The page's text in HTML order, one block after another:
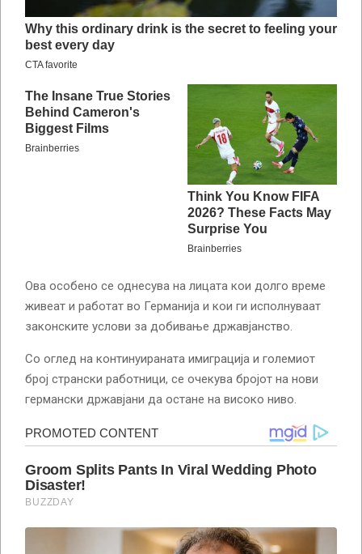
Ова особено се однесува на лицата кои долго време
живеат и работат во Германија и кои ги исполнуваат
законските услови за добивање државјанство.
Со оглед на континуираната имиграција и големиот
број странски работници, се очекува бројот на нови
германски државјани да остане на високо ниво.